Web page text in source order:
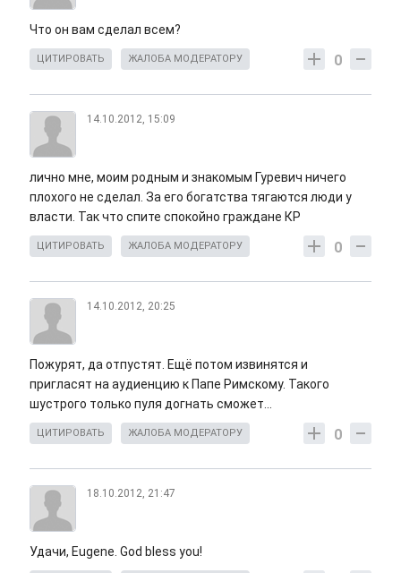
Что он вам сделал всем?
0
ЦИТИРОВАТЬ ЖАЛОБА МОДЕРАТОРУ
14.10.2012, 15:09
лично мне, моим родным и знакомым Гуревич ничего
плохого не сделал. За его богатства тягаются люди у
власти. Так что спите спокойно граждане КР
0
ЦИТИРОВАТЬ ЖАЛОБА МОДЕРАТОРУ
14.10.2012, 20:25
Пожурят, да отпустят. Ещё потом извинятся и
пригласят на аудиенцию к Папе Римскому. Такого
шустрого только пуля догнать сможет...
0
ЦИТИРОВАТЬ ЖАЛОБА МОДЕРАТОРУ
18.10.2012, 21:47
Удачи, Eugene. God bless you!